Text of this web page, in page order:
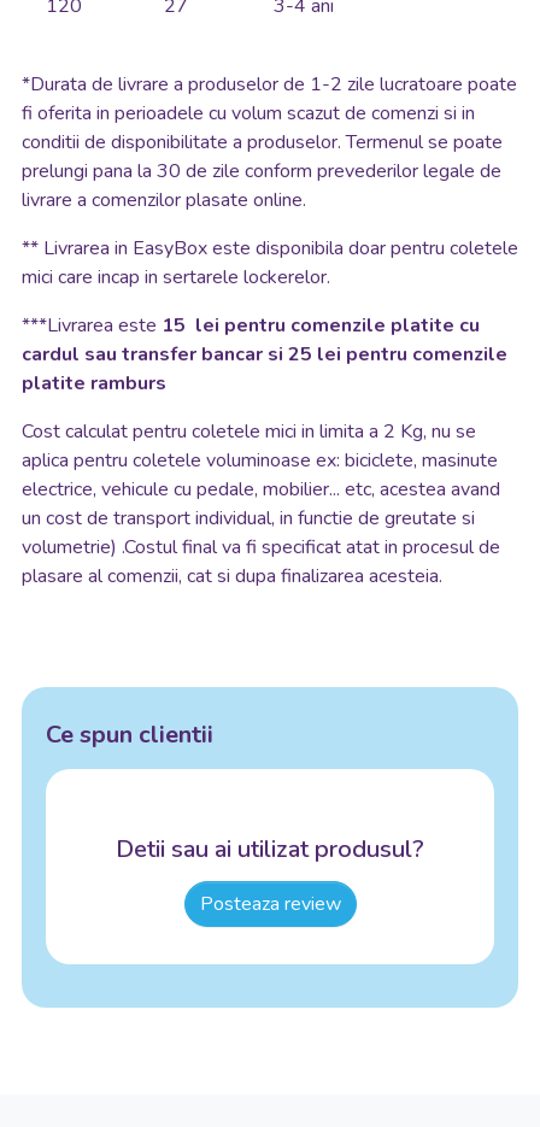
120 27 3-4 ani
*Durata de livrare a produselor de 1-2 zile lucratoare poate
fi oferita in perioadele cu volum scazut de comenzi si in
conditii de disponibilitate a produselor. Termenul se poate
prelungi pana la 30 de zile conform prevederilor legale de
livrare a comenzilor plasate online.
** Livrarea in EasyBox este disponibila doar pentru coletele
mici care incap in sertarele lockerelor.
***Livrarea este 15 lei pentru comenzile platite cu
cardul sau transfer bancar si 25 lei pentru comenzile
platite ramburs
Cost calculat pentru coletele mici in limita a 2 Kg, nu se
aplica pentru coletele voluminoase ex: biciclete, masinute
electrice, vehicule cu pedale, mobilier... etc, acestea avand
un cost de transport individual, in functie de greutate si
volumetrie) .Costul final va fi specificat atat in procesul de
plasare al comenzii, cat si dupa finalizarea acesteia.
Ce spun clientii
Detii sau ai utilizat produsul?
Posteaza review